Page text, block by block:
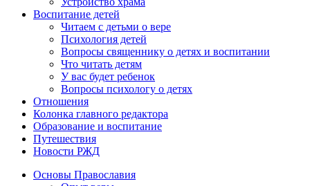
Воспитание детей
Читаем с детьми о вере
Психология детей
Вопросы священнику о детях и воспитании
Что читать детям
У вас будет ребенок
Вопросы психологу о детях
Отношения
Колонка главного редактора
Образование и воспитание
Путешествия
Новости РЖД
Основы Православия